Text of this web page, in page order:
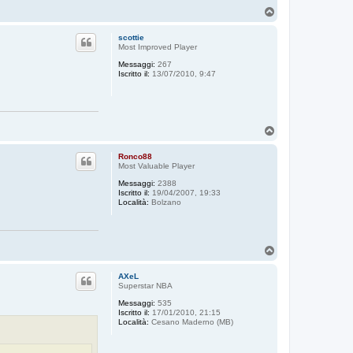
scottie
Most Improved Player
Messaggi: 267
Iscritto il: 13/07/2010, 9:47
Ronco88
Most Valuable Player
Messaggi: 2388
Iscritto il: 19/04/2007, 19:33
Località: Bolzano
AXeL
Superstar NBA
Messaggi: 535
Iscritto il: 17/01/2010, 21:15
Località: Cesano Maderno (MB)